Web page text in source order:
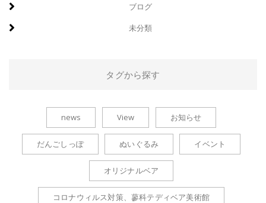
ブログ
未分類
タグから探す
news View お知らせ
だんごしっぽ ぬいぐるみ イベント
オリジナルベア
コロナウィルス対策、蓼科テディベア美術館